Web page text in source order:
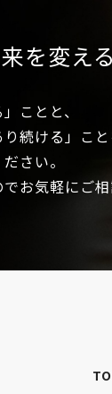
を変える
ことと、
り続ける」こ
さい。
お気軽にご